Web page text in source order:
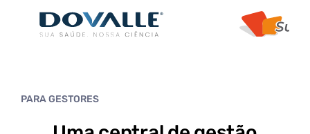
PARA GESTORES